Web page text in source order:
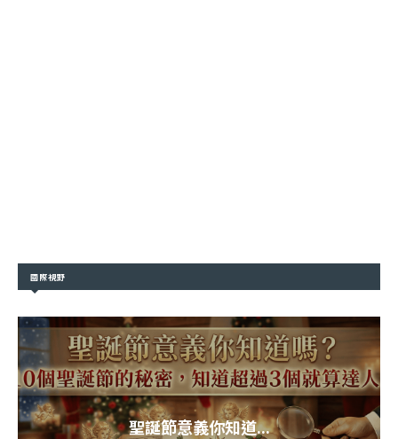
國際視野
聖誕節意義你知道...